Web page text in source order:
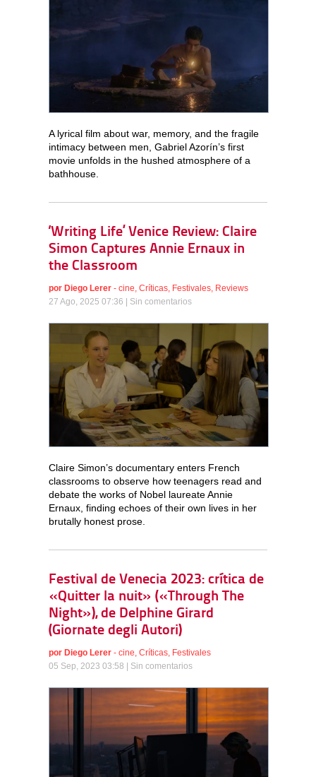
A lyrical film about war, memory, and the fragile
intimacy between men, Gabriel Azorín’s first
movie unfolds in the hushed atmosphere of a
bathhouse.
‘Writing Life’ Venice Review: Claire
Simon Captures Annie Ernaux in
the Classroom
por Diego Lerer - cine Críticas Festivales Reviews
27 Ago, 2025 07:36 | Sin comentarios
Claire Simon’s documentary enters French
classrooms to observe how teenagers read and
debate the works of Nobel laureate Annie
Ernaux, finding echoes of their own lives in her
brutally honest prose.
Festival de Venecia 2023: crítica de
«Quitter la nuit» («Through The
Night»), de Delphine Girard
(Giornate degli Autori)
por Diego Lerer - cine, Críticas, Festivales
05 Sep, 2023 03:58 | Sin comentarios